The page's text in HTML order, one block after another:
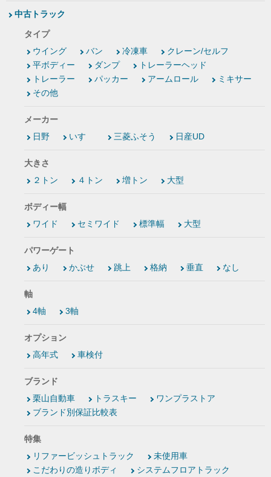
中古トラック
タイプ
ウイング
バン 冷凍車
クレーン/セルフ
平ボディー
ダンプ
トレーラーヘッド
トレーラー
パッカー アームロール
ミキサー
その他
メーカー
日野
いすゞ 三菱ふそう 日産UD
大きさ
２トン
４トン 増トン 大型
ボディー幅
ワイド
セミワイド 標準幅 大型
パワーゲート
あり
かぶせ 跳上 格納 垂直 なし
軸
4軸
3軸
オプション
高年式
車検付
ブランド
栗山自動車
トラスキー
ワンプラストア
ブランド別保証比較表
特集
リファービッシュトラック
未使用車
こだわりの造りボディ
システムフロアトラック